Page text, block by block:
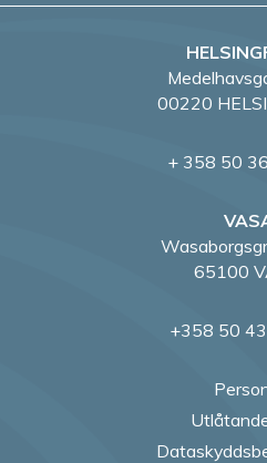
00220
+ 358 50
65100
+358 50